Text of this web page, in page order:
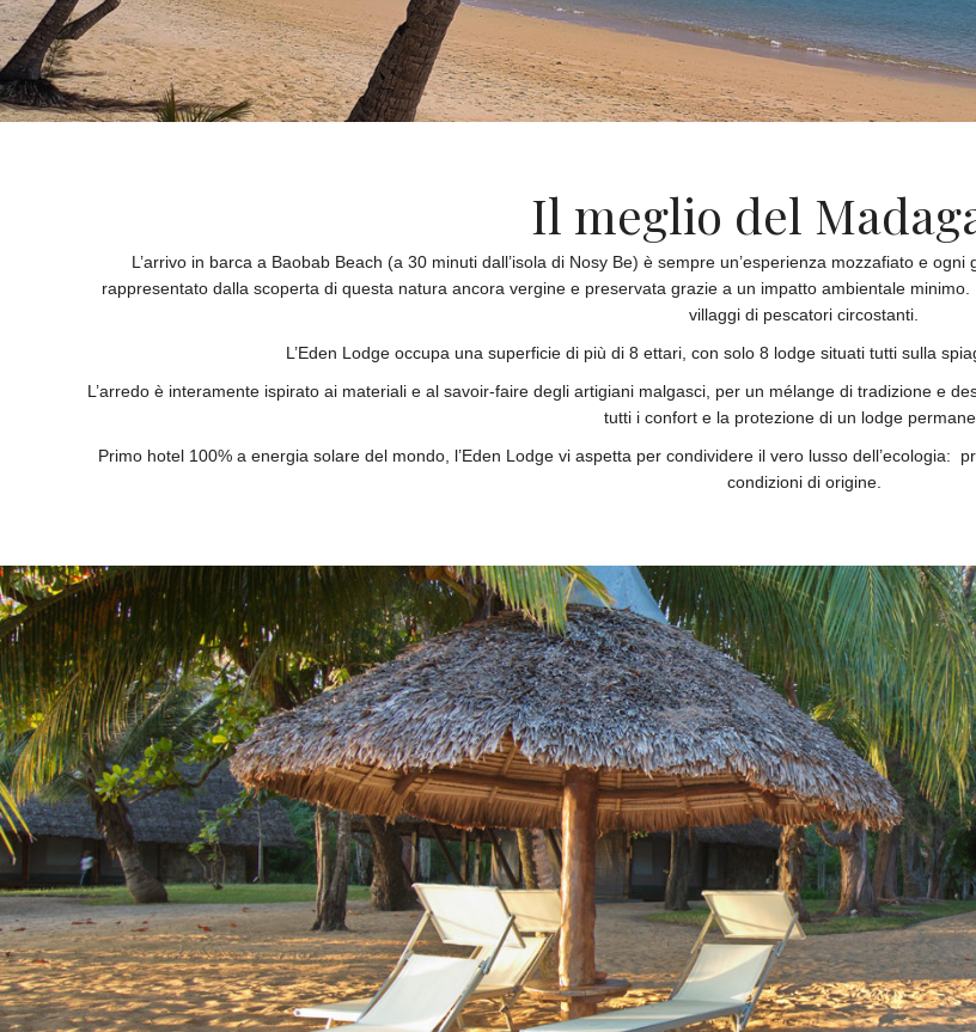
Il meglio del
L’arrivo in barca a Baobab Beach (a 30 minuti dall’isola di Nosy Be) è sempre un’esperienza mozzafiato e
rappresentato dalla scoperta di questa natura ancora vergine e preservata grazie a un impatto ambientale
villaggi di pescatori circostanti.
L’Eden Lodge occupa una superficie di più di 8 ettari, con solo 8 lodge situati tutti sulla
L’arredo è interamente ispirato ai materiali e al savoir-faire degli artigiani malgasci, per un mélange di tradizione e
tutti i confort e la protezione di un lodge
Primo hotel 100% a energia solare del mondo, l’Eden Lodge vi aspetta per condividere il vero lusso dell’ecologia:
condizioni di origine.